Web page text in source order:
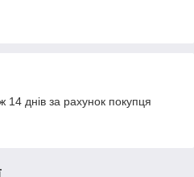
днів за рахунок покупця